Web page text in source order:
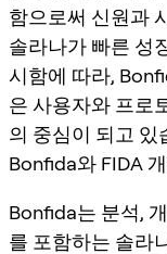
함으로써 신원과
솔라나가 빠른 성
시함에 따라,
은 사용자와 프로
의 중심이 되고 있
Bonfida와 FIDA
Bonfida는 분석,
를 포함하는 솔라